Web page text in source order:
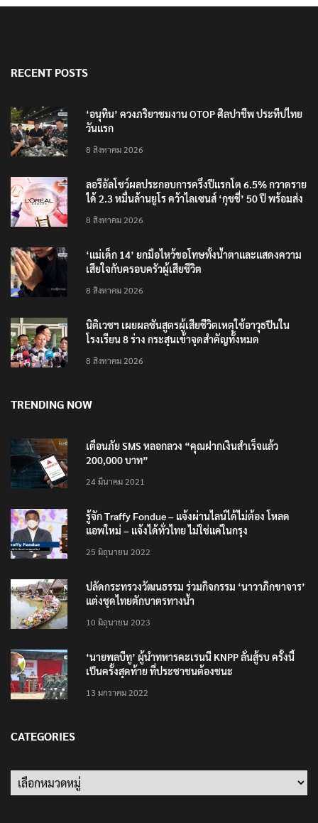
RECENT POSTS
‘อนุทิน’ ควงภริยาชมงาน OTOP ศิลปาชีพ ประทีปไทย
วันแรก
8 สิงหาคม 2026
ลอรีอัลโชว์ผลประกอบการครึ่งปีแรกโต 6.5% กวาดราย
ได้ 2.3 หมื่นล้านยูโร คว้าไลเซนส์ ‘กุชชี่’ 50 ปี พร้อมส่ง
8 สิงหาคม 2026
‘แม่เด็ก 14’ ยกมือไหว้ขอโทษทั้งน้ำตาและแสดงความ
เสียใจกับครอบครัวผู้เสียชีวิต
8 สิงหาคม 2026
นิติเวชฯ เผยผลชันสูตรผู้เสียชีวิตเหตุใช้อาวุธปืนใน
โรงเรียน 8 ร่าง กระสุนเข้าจุดสำคัญทั้งหมด
8 สิงหาคม 2026
TRENDING NOW
เตือนภัย SMS หลอกลวง “คุณฝากเงินสำเร็จแล้ว
200,000 บาท”
24 มีนาคม 2021
รู้จัก Traffy Fondue – แจ้งผ่านไลน์ได้ไม่ต้อง โหลด
แอพใหม่ – แจ้งได้ทั่วไทย ไม่ใช่แค่ในกรุง
25 มิถุนายน 2022
ปลัดกระทรวงวัฒนธรรม ร่วมกิจกรรม ‘นาวาภิกขาจาร’
แต่งชุดไทยตักบาตรทางน้ำ
10 มิถุนายน 2023
‘นายพลบีทู’ ผู้นำทหารคะเรนนี KNPP ลั่นสู้รบ ครั้งนี้
เป็นครั้งสุดท้าย ที่ประชาชนต้องชนะ
13 มกราคม 2022
CATEGORIES
Categories